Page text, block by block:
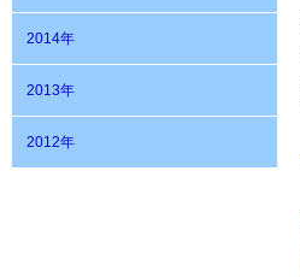
2014年
2013年
2012年